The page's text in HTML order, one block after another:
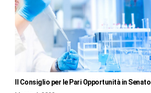
Il Consiglio per le Pari Opportunità in Senato